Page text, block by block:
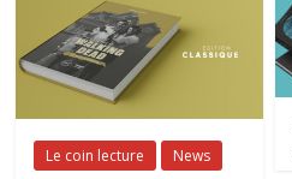
Le coin lecture News